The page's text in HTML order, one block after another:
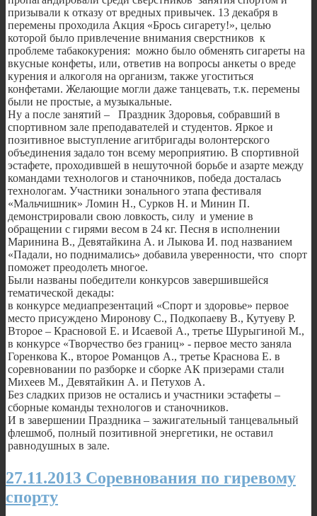
призывали к отказу от вредных привычек. 13 декабря в
перемены проходила Акция «Брось сигарету!», целью
которой было привлечение внимания сверстников к
проблеме табакокурения: можно было обменять сигареты на
вкусные конфеты, или, ответив на вопросы анкеты о вреде
курения и алкоголя на организм, также угоститься
конфетами. Желающие могли даже танцевать, т.к. перемены
были не простые, а музыкальные.
Ну а после занятий – Праздник Здоровья, собравший в
спортивном зале преподавателей и студентов. Яркое и
позитивное выступление агитбригады волонтерского
объединения задало тон всему мероприятию. В спортивной
эстафете, проходившей в нешуточной борьбе и азарте между
командами технологов и станочников, победа досталась
технологам. Участники зонального этапа фестиваля
«Мальчишник» Ломин Н., Сурков Н. и Минин П.
демонстрировали свою ловкость, силу и умение в
обращении с гирями весом в 24 кг. Песня в исполнении
Маринина В., Девятайкина А. и Лыкова И. под названием
«Падали, но поднимались» добавила уверенности, что спорт
поможет преодолеть многое.
Были названы победители конкурсов завершившейся
тематической декады:
в конкурсе медиапрезентаций «Спорт и здоровье» первое
место присуждено Миронову С., Подкопаеву В., Кутуеву Р.
Второе – Красновой Е. и Исаевой А., третье Шурыгиной М.,
в конкурсе «Творчество без границ» - первое место заняла
Горенкова К., второе Романцов А., третье Краснова Е. в
соревновании по разборке и сборке АК призерами стали
Михеев М., Девятайкин А. и Петухов А.
Без сладких призов не остались и участники эстафеты –
сборные команды технологов и станочников.
И в завершении Праздника – зажигательный танцевальный
флешмоб, полный позитивной энергетики, не оставил
равнодушных в зале.
27.11.2013 Соревнования по гиревому
спорту